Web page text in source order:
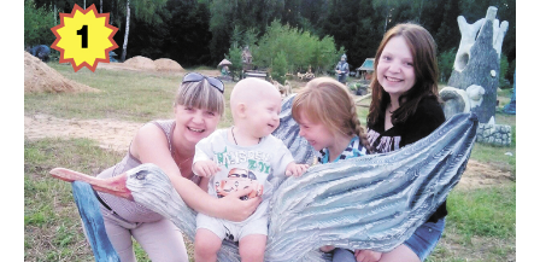
Общество
Погода
Праздники
Происшествия
Спорт
Экономика и бизнес
ПРОЕКТЫ